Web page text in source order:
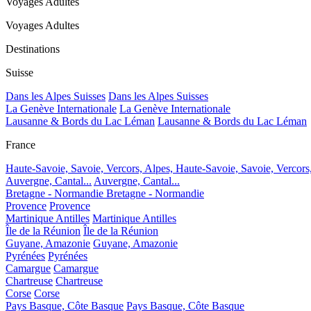
Voyages Adultes
Destinations
Suisse
Dans les Alpes Suisses Dans les Alpes Suisses
La Genève Internationale La Genève Internationale
Lausanne & Bords du Lac Léman Lausanne & Bords du Lac Léman
France
Haute-Savoie, Savoie, Vercors, Alpes, Haute-Savoie, Savoie,
Auvergne, Cantal... Auvergne, Cantal...
Bretagne - Normandie Bretagne - Normandie
Provence Provence
Martinique Antilles Martinique Antilles
Île de la Réunion Île de la Réunion
Guyane, Amazonie Guyane, Amazonie
Pyrénées Pyrénées
Camargue Camargue
Chartreuse Chartreuse
Corse Corse
Pays Basque, Côte Basque Pays Basque, Côte Basque